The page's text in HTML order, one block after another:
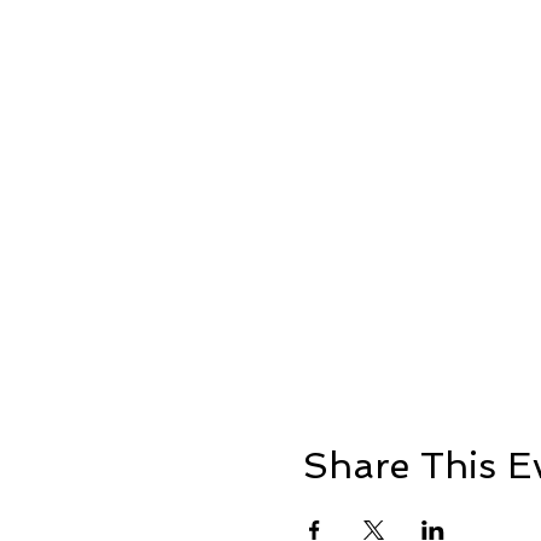
Share This